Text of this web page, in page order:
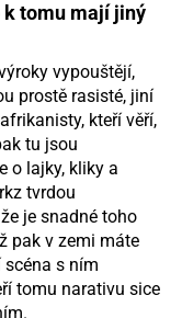
k tomu mají jiný
vypouštějí,
prostě rasisté, jiní
kteří věří,
tu jsou
o lajky, kliky a
tvrdou
je snadné toho
pak v zemi máte
s ním
tomu narativu sice